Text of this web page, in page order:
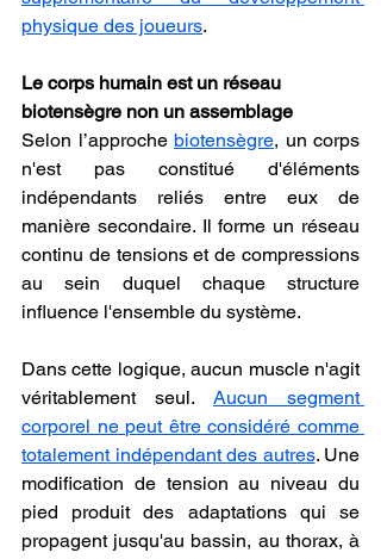
physique des joueurs.
Le corps humain est un réseau
biotensègre non un assemblage
Selon l’approche biotensègre, un corps
n'est pas constitué d'éléments
indépendants reliés entre eux de
manière secondaire. Il forme un réseau
continu de tensions et de compressions
au sein duquel chaque structure
influence l'ensemble du système.
Dans cette logique, aucun muscle n'agit
véritablement seul. Aucun segment
corporel ne peut être considéré comme
totalement indépendant des autres. Une
modification de tension au niveau du
pied produit des adaptations qui se
propagent jusqu'au bassin, au thorax, à